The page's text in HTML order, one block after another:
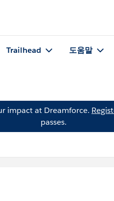
Trailhead 도움말
impact at Dreamforce.
passes.